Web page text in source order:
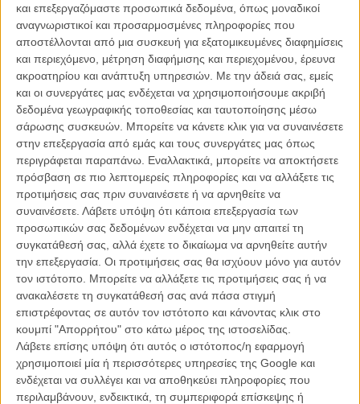
και επεξεργαζόμαστε προσωπικά δεδομένα, όπως μοναδικοί
αναγνωριστικοί και προσαρμοσμένες πληροφορίες που
αποστέλλονται από μια συσκευή για εξατομικευμένες διαφημίσεις
και περιεχόμενο, μέτρηση διαφήμισης και περιεχομένου, έρευνα
ακροατηρίου και ανάπτυξη υπηρεσιών. Με την άδειά σας, εμείς
και οι συνεργάτες μας ενδέχεται να χρησιμοποιήσουμε ακριβή
δεδομένα γεωγραφικής τοποθεσίας και ταυτοποίησης μέσω
σάρωσης συσκευών. Μπορείτε να κάνετε κλικ για να συναινέσετε
στην επεξεργασία από εμάς και τους συνεργάτες μας όπως
περιγράφεται παραπάνω. Εναλλακτικά, μπορείτε να αποκτήσετε
πρόσβαση σε πιο λεπτομερείς πληροφορίες και να αλλάξετε τις
προτιμήσεις σας πριν συναινέσετε ή να αρνηθείτε να
συναινέσετε. Λάβετε υπόψη ότι κάποια επεξεργασία των
προσωπικών σας δεδομένων ενδέχεται να μην απαιτεί τη
συγκατάθεσή σας, αλλά έχετε το δικαίωμα να αρνηθείτε αυτήν
την επεξεργασία. Οι προτιμήσεις σας θα ισχύουν μόνο για αυτόν
τον ιστότοπο. Μπορείτε να αλλάξετε τις προτιμήσεις σας ή να
ανακαλέσετε τη συγκατάθεσή σας ανά πάσα στιγμή
επιστρέφοντας σε αυτόν τον ιστότοπο και κάνοντας κλικ στο
κουμπί "Απορρήτου" στο κάτω μέρος της ιστοσελίδας.
Λάβετε επίσης υπόψη ότι αυτός ο ιστότοπος/η εφαρμογή
χρησιμοποιεί μία ή περισσότερες υπηρεσίες της Google και
ενδέχεται να συλλέγει και να αποθηκεύει πληροφορίες που
περιλαμβάνουν, ενδεικτικά, τη συμπεριφορά επίσκεψης ή
Το«Widows»του Στιβ ΜακΚουίν δεν είχε δυστυχώς την
ανταπόκριση και τον οσκαρικό αντίκτυπο που θα περιμέναμε, όμως
αυτό δεν εμπόδισε τον Βρετανό σκηνοθέτη του«Shame»και του
«12 Years a Slave»να έχει ήδη βάλει μπρος για την επόμενη ταινία
του, η οποία θα ανήκει σε ένα πολύ διαφορετικό είδος.
Διαβάστε ακόμη:«They Shall Not Grow Old»: Τρέιλερ για το
ντοκιμαντέρ του Πίτερ Τζάκσον
Ο Στιβ ΜακΚουίν στα γυρίσματα του «Widows»